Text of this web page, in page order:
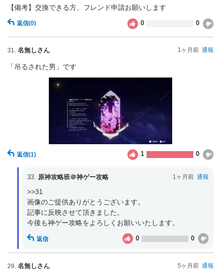
【備考】交換できる方、フレンド申請お願いします
返信(0) 0 0
31. 名無しさん 1ヶ月前 通報
「吊るされた男」です
返信(1) 1 0
33. 原神攻略班＠神ゲー攻略 1ヶ月前 通報
>>31
画像のご提供ありがとうございます。
記事に反映させて頂きました。
今後も神ゲー攻略をよろしくお願いいたします。
返信 0 0
29. 名無しさん 5ヶ月前 通報